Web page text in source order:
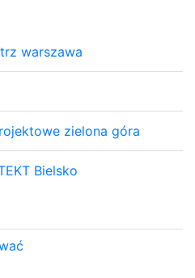
warszawa
zielona góra
Bielsko